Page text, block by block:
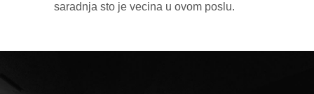
saradnja sto je vecina u ovom poslu.